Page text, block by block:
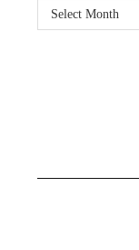
Arkiv